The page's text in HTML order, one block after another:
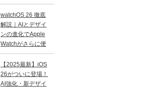
watchOS 26 徹底
解説｜AIとデザイ
ンの進化でApple
Watchがさらに便
【2025最新】iOS
26がついに登場！
AI強化・新デザイ